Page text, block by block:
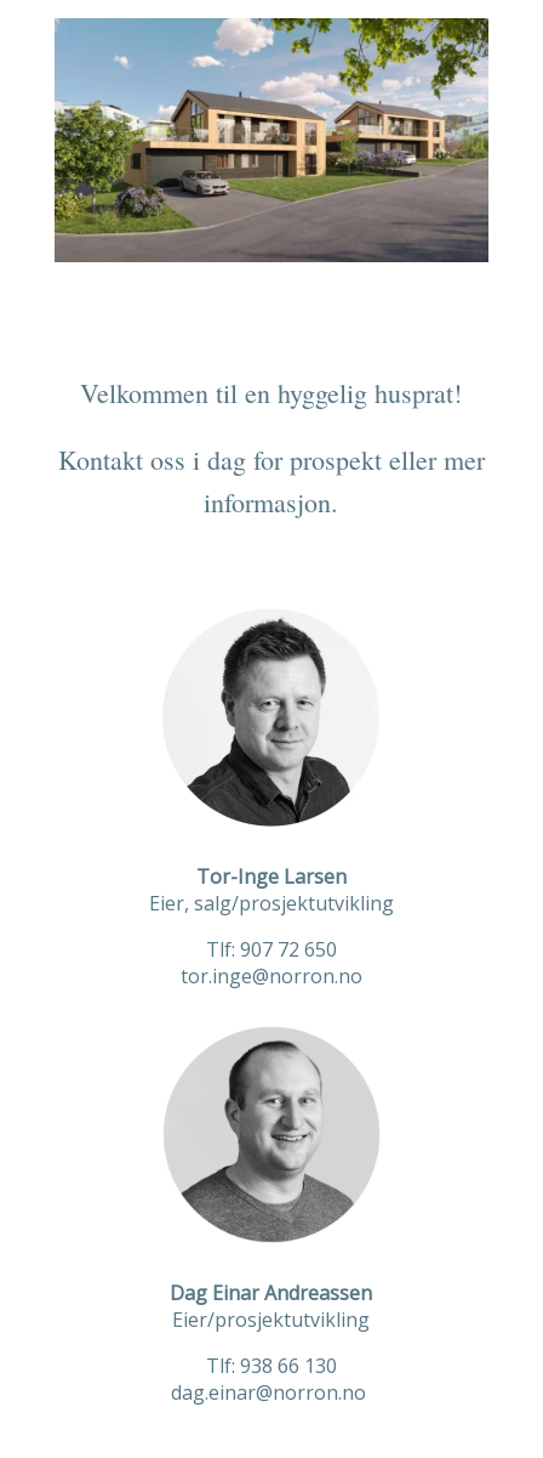
Velkommen til en hyggelig husprat!
Kontakt oss i dag for prospekt eller mer
informasjon.
Tor-Inge Larsen
Eier, salg/prosjektutvikling
Tlf: 907 72 650
tor.inge@norron.no
Dag Einar Andreassen
Eier/prosjektutvikling
Tlf: 938 66 130
dag.einar@norron.no